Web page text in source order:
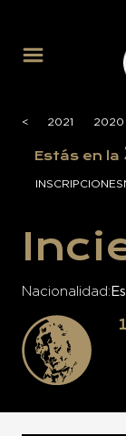
<
< 2021 2020
Estás en la
INSCRIPCIONES
Nacionalidad
1